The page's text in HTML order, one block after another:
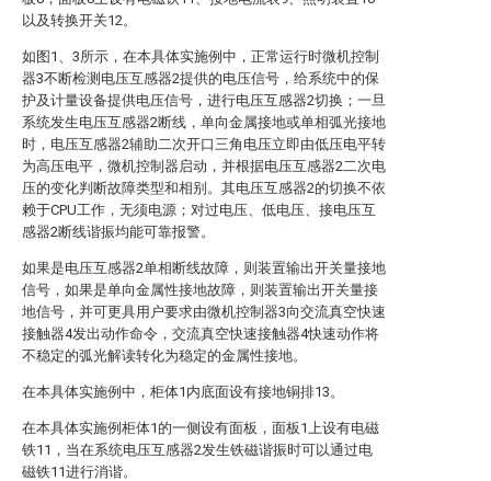
以及转换开关12。
如图1、3所示，在本具体实施例中，正常运行时微机控制
器3不断检测电压互感器2提供的电压信号，给系统中的保
护及计量设备提供电压信号，进行电压互感器2切换；一旦
系统发生电压互感器2断线，单向金属接地或单相弧光接地
时，电压互感器2辅助二次开口三角电压立即由低压电平转
为高压电平，微机控制器启动，并根据电压互感器2二次电
压的变化判断故障类型和相别。其电压互感器2的切换不依
赖于CPU工作，无须电源；对过电压、低电压、接电压互
感器2断线谐振均能可靠报警。
如果是电压互感器2单相断线故障，则装置输出开关量接地
信号，如果是单向金属性接地故障，则装置输出开关量接
地信号，并可更具用户要求由微机控制器3向交流真空快速
接触器4发出动作命令，交流真空快速接触器4快速动作将
不稳定的弧光解读转化为稳定的金属性接地。
在本具体实施例中，柜体1内底面设有接地铜排13。
在本具体实施例柜体1的一侧设有面板，面板1上设有电磁
铁11，当在系统电压互感器2发生铁磁谐振时可以通过电
磁铁11进行消谐。